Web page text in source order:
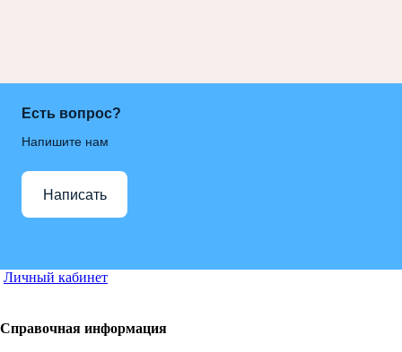
Есть вопрос?
Напишите нам
Написать
Личный кабинет
Справочная информация